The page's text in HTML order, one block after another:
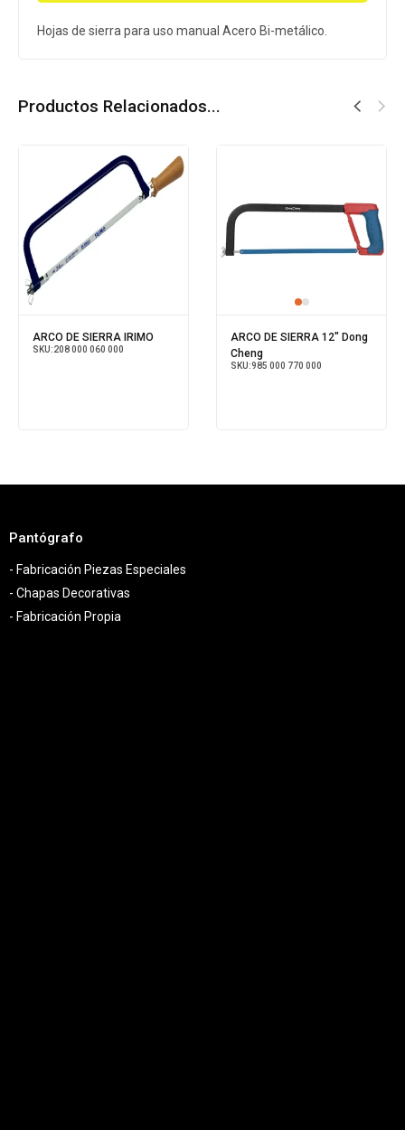
Hojas de sierra para uso manual Acero Bi-metálico.
Productos Relacionados...
ARCO DE SIERRA IRIMO
SKU:208 000 060 000
ARCO DE SIERRA 12" Dong
Cheng
SKU:985 000 770 000
Pantógrafo
- Fabricación Piezas Especiales
- Chapas Decorativas
- Fabricación Propia